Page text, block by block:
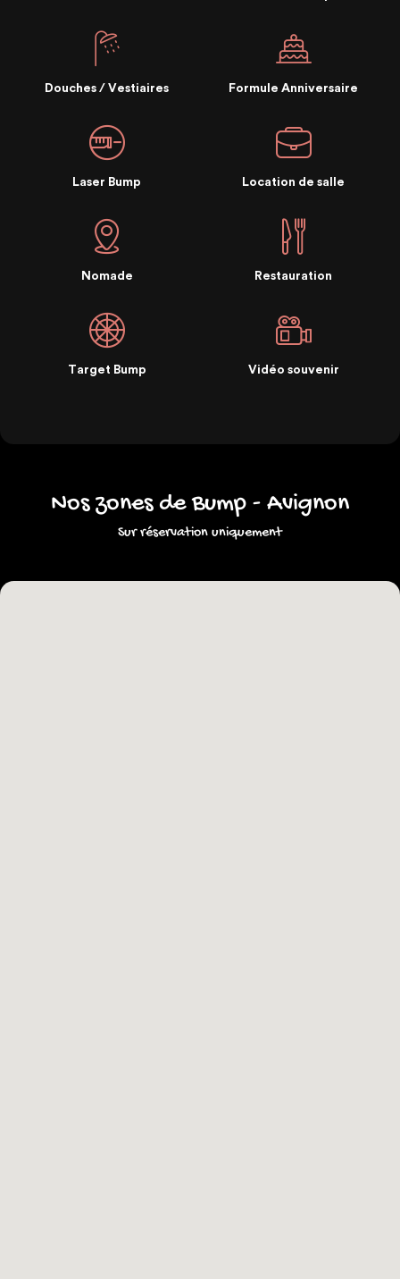
Douches / Vestiaires Formule Anniversaire
Laser Bump Location de salle
Nomade Restauration
Target Bump Vidéo souvenir
Nos zones de Bump - Avignon
Sur réservation uniquement